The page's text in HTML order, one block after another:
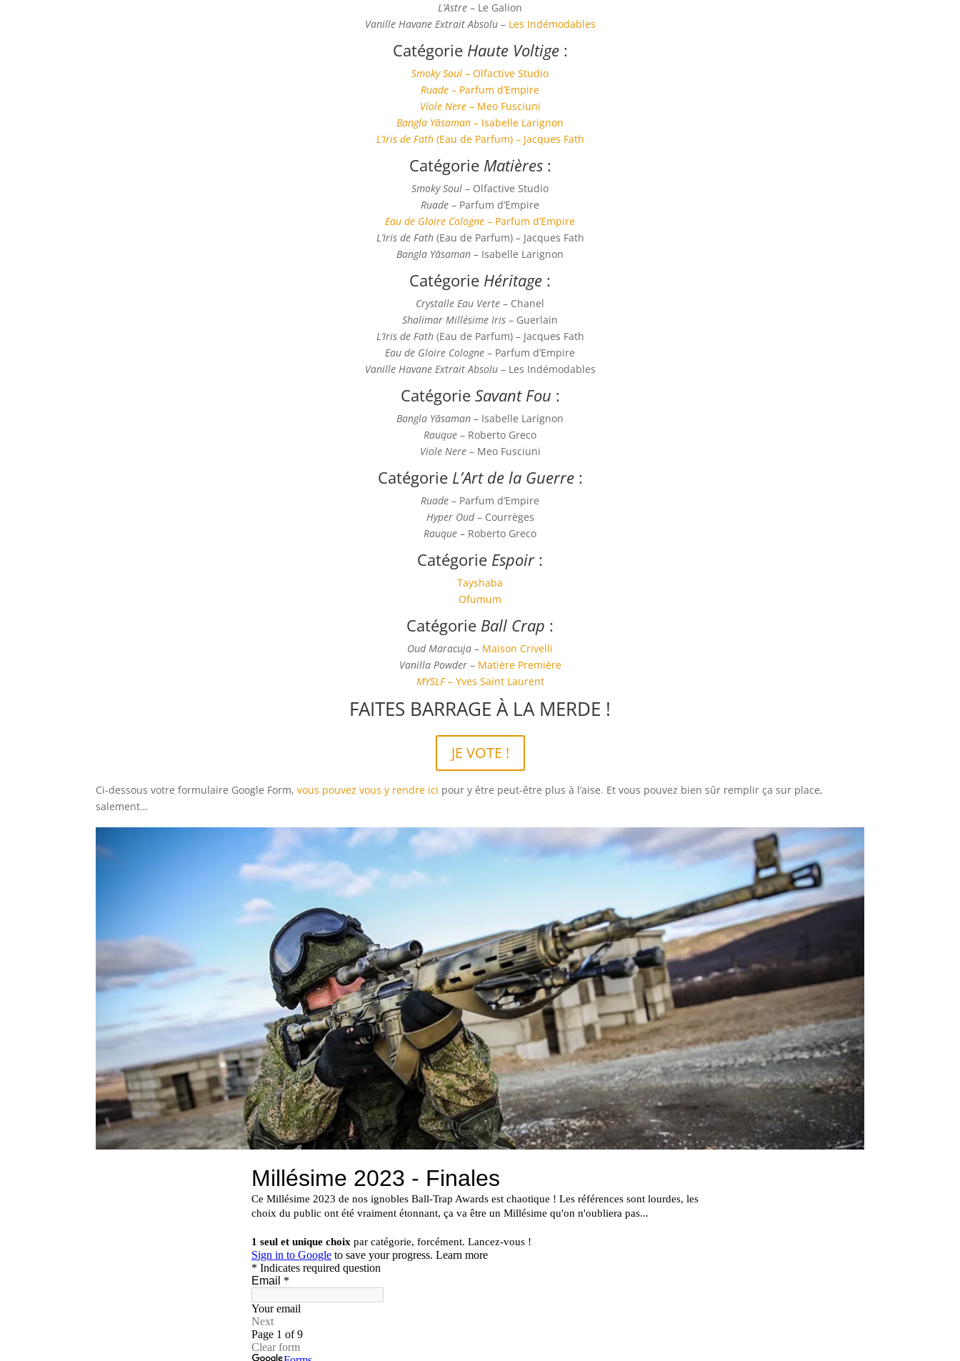
L’Astre – Le Galion
Vanille Havane Extrait Absolu– Les Indémodables
Catégorie Haute Voltige:
Smoky Soul – Olfactive Studio
Ruade – Parfum d’Empire
Viole Nere– Meo Fusciuni
Bangla Yāsaman – Isabelle Larignon
L’Iris de Fath(Eau de Parfum) – Jacques Fath
Catégorie Matières:
Smoky Soul – Olfactive Studio
Ruade – Parfum d’Empire
Eau de Gloire Cologne – Parfum d’Empire
L’Iris de Fath(Eau de Parfum) – Jacques Fath
Bangla Yāsaman – Isabelle Larignon
Catégorie Héritage :
Crystalle Eau Verte – Chanel
Shalimar Millésime Iris – Guerlain
L’Iris de Fath(Eau de Parfum) – Jacques Fath
Eau de Gloire Cologne – Parfum d’Empire
Vanille Havane Extrait Absolu– Les Indémodables
CatégorieSavant Fou :
Bangla Yāsaman – Isabelle Larignon
Rauque – Roberto Greco
Viole Nere– Meo Fusciuni
Catégorie L’Art de la Guerre:
Ruade – Parfum d’Empire
Hyper Oud– Courrèges
Rauque – Roberto Greco
Catégorie Espoir:
Tayshaba
Ofumum
Catégorie Ball Crap :
Oud Maracuja – Maison Crivelli
Vanilla Powder– Matière Première
MYSLF– Yves Saint Laurent
FAITES BARRAGE À LA MERDE !
JE VOTE !
Ci-dessous votre formulaire Google Form,vous pouvez vous y rendre ici pour y être peut-être plus à l’aise. Et vous pouvez bien sûr remplir ça sur place,
salement…